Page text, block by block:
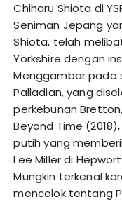
Chiharu Shiota di
Seniman Jepang
Shiota, telah
Yorkshire dengan
Menggambar pada
Palladian, yang
perkebunan
Beyond Time
putih yang
Lee Miller di
Mungkin terkenal
mencolok tentang